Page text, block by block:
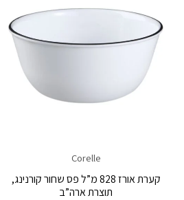
Corelle
קערת אורז 828 מ”ל פס שחור קורנינג,
תוצרת ארה”ב